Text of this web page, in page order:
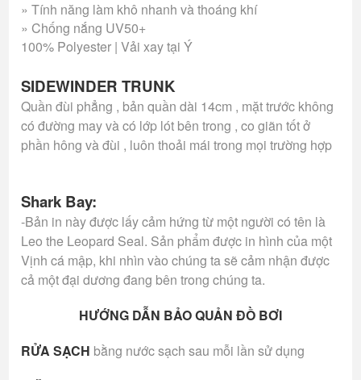
» Tính năng làm khô nhanh và thoáng khí
» Chống nắng UV50+
100% Polyester | Vải xay tại Ý
SIDEWINDER TRUNK
Quần đùi phẳng , bản quần dài 14cm , mặt trước không
có đường may và có lớp lót bên trong , co giãn tốt ở
phần hông và đùi , luôn thoải mái trong mọi trường hợp
Shark Bay:
-Bản in này được lấy cảm hứng từ một người có tên là
Leo the Leopard Seal. Sản phẩm được in hình của một
Vịnh cá mập, khi nhìn vào chúng ta sẽ cảm nhận được
cả một đại dương đang bên trong chúng ta.
HƯỚNG DẪN BẢO QUẢN ĐỒ BƠI
RỬA SẠCH bằng nước sạch sau mỗi lần sử dụng